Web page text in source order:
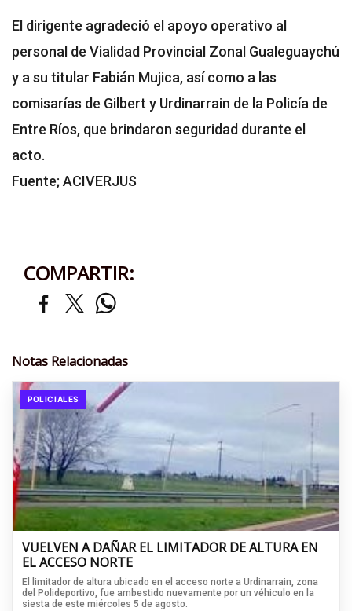
El dirigente agradeció el apoyo operativo al
personal de Vialidad Provincial Zonal Gualeguaychú
y a su titular Fabián Mujica, así como a las
comisarías de Gilbert y Urdinarrain de la Policía de
Entre Ríos, que brindaron seguridad durante el
acto.
Fuente; ACIVERJUS
COMPARTIR:
Notas Relacionadas
POLICIALES
VUELVEN A DAÑAR EL LIMITADOR DE ALTURA EN
EL ACCESO NORTE
El limitador de altura ubicado en el acceso norte a Urdinarrain, zona
del Polideportivo, fue ambestido nuevamente por un véhiculo en la
siesta de este miércoles 5 de agosto.